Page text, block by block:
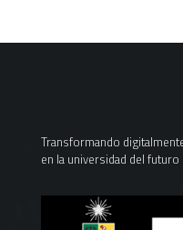
Transformando
en la universidad del futuro